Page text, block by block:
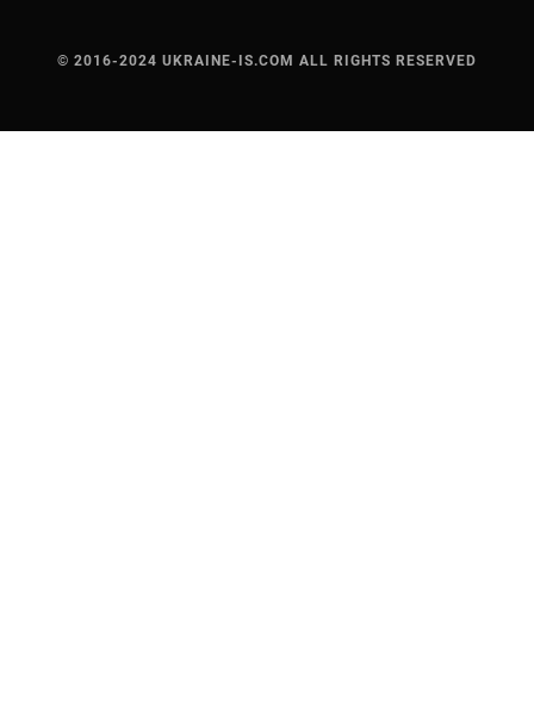
© 2016-2024 UKRAINE-IS.COM ALL RIGHTS RESERVED